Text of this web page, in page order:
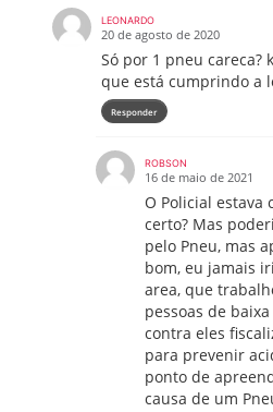
LEONARDO
20 de agosto de 2020
Só por 1 pneu careca?
que está cumprindo a
Responder
ROBSON
16 de maio de 2021
O Policial
certo? Mas
pelo Pneu, mas
bom, eu jamais
area, que
pessoas de
contra eles
para prevenir
ponto de
causa de um